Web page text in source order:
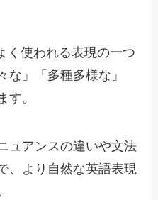
く使われる表現の一つ
な」「多種多様な」
す。
ュアンスの違いや文法
、より自然な英語表現